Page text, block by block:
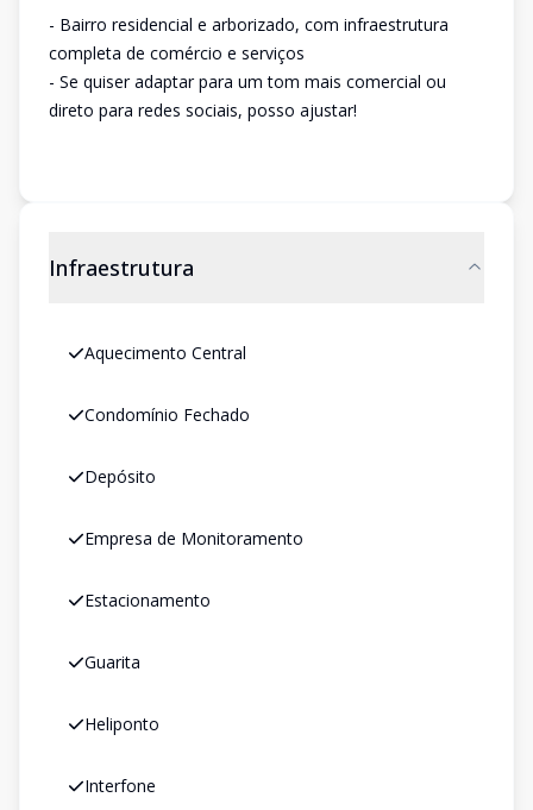
- Bairro residencial e arborizado, com infraestrutura
completa de comércio e serviços
- Se quiser adaptar para um tom mais comercial ou
direto para redes sociais, posso ajustar!
Infraestrutura
Aquecimento Central
Condomínio Fechado
Depósito
Empresa de Monitoramento
Estacionamento
Guarita
Heliponto
Interfone